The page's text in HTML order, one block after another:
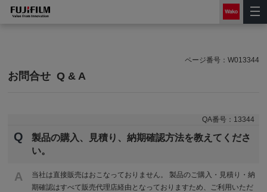
ページ番号： W013344
お問合せ Q & A
QA番号： 13344
Q
製品の購入、見積り、納期確認方法を教えてくださ
い。
A
当社は直接販売はおこなっておりません。 製品のご購入・見積り・納
期確認はすべて販売代理店経由となっておりますため、ご利用いただ